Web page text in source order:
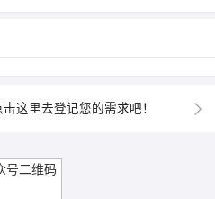
这里去登记您的需求吧！